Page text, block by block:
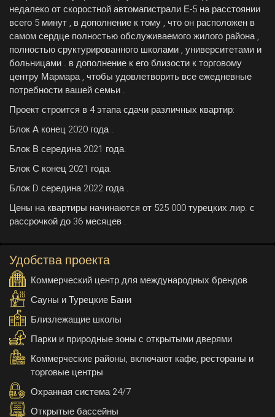
недалеко от скоростной автомагистрали Е-5 на расстоянии
всего 5 минут , в дополнение к тому , что он расположен в
самом сердце полностью обслуживаемого жилого района ,
полностью сруктурированного школами , университетами и
больницами . в дополнение к его близости к торговому
центру Мармара , чтобы удовлетворить все ежедневные
потребности вашей семьи .
Проект строится в 4 этапа сдачи различных квартир:
Блок А конец 2020 года .
Блок В середина 2021 года.
Блок С конец 2021 года.
Блок D середина 2022 года .
Цены на квартиры начинаются от 525 000 турецких лир. с
рассрочкой до 36 месяцев .
Удобства проекта
Коммерческий центр для международных брендов
Сауны и Турецкие Бани
Близлежащие школы
Парки и природные зоны с открытыми дверями
Коммерческие районы, включают кафе, рестораны и
торговые центры
Охранная система 24/7
Открытые бассейны